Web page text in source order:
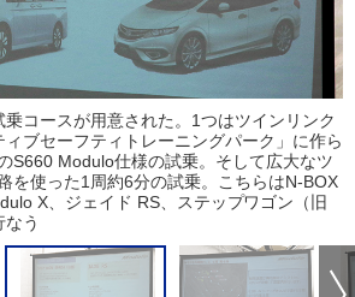
コースが用意された。1つはツインリンク
ブセーフティトレーニングパーク」に作ら
S660 Modulo仕様の試乗。そして広大なツ
を使った1周約6分の試乗。こちらはN-BOX
X、ジェイド RS、ステップワゴン（旧
う